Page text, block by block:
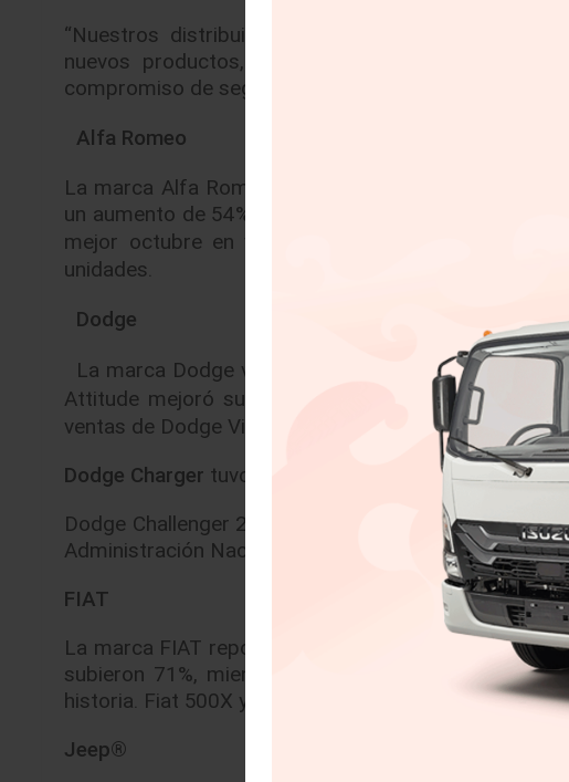
“Nuestros distribuidores están recibiendo un
nuevos productos, dando como resultado un
compromiso de seguir trabajando fuertemente para
Alfa Romeo
La marca Alfa Romeo estableció un nuevo record,
un aumento de 54% comparado con octubre de
mejor octubre en ventas en su historia. Chrysler
unidades.
Dodge
La marca Dodge vendió 3,615 unidades, un
Attitude mejoró sus ventas 55% con 2,037
ventas de Dodge Vision ayudaron al crecimiento de la
Dodge Charger tuvo un aumento en ventas de 15%
Dodge Challenger 2017 y Dodge Charger 2017
Administración Nacional de Seguridad Vial de los
FIAT
La marca FIAT reportó ventas de 737 unidades,
subieron 71%, mientras que las de FIAT UNO
historia. Fiat 500X y Fiat 500L continúan con una
Jeep®